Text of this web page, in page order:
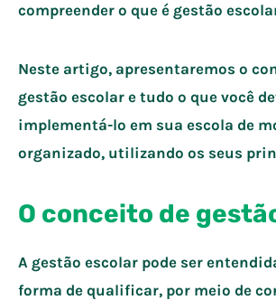
compreender o que é gestão
Neste artigo, apresentaremos o
gestão escolar e tudo o que você
implementá-lo em sua escola de
organizado, utilizando os seus
O conceito de
A gestão escolar pode ser
forma de qualificar, por meio de